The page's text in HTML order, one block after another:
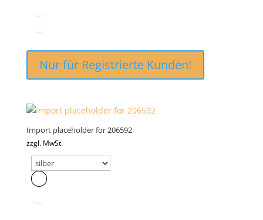
Nur für Registrierte Kunden!
Import placeholder for 206592
zzgl. MwSt.